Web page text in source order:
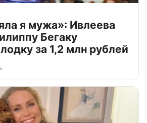
я мужа»: Ивлеева
Бегаку
за 1,2 млн рублей